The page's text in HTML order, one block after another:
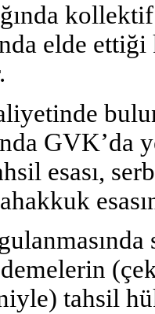
elde
GVK’da
esası,
tahsil